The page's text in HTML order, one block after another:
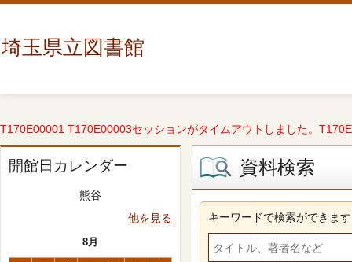
埼玉県立図書館
T170E00001 T170E00003セッションがタイムアウトしました。
開館日カレンダー
熊谷
他を見る
8月
資料検索
キーワードで検索ができます